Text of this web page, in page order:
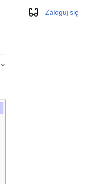
WyglądZaloguj się